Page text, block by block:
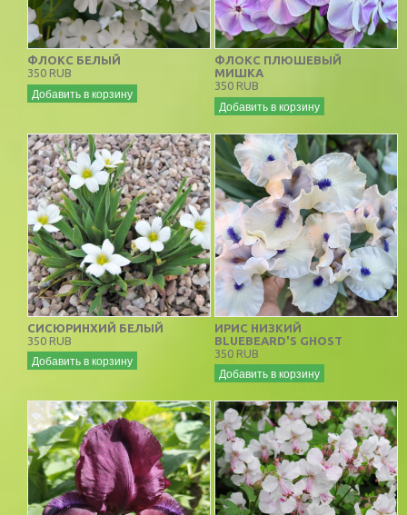
ФЛОКС БЕЛЫЙ
350 RUB
Добавить в корзину
ФЛОКС ПЛЮШЕВЫЙ
МИШКА
350 RUB
Добавить в корзину
СИСЮРИНХИЙ БЕЛЫЙ
350 RUB
Добавить в корзину
ИРИС НИЗКИЙ
BLUEBEARD'S GHOST
350 RUB
Добавить в корзину